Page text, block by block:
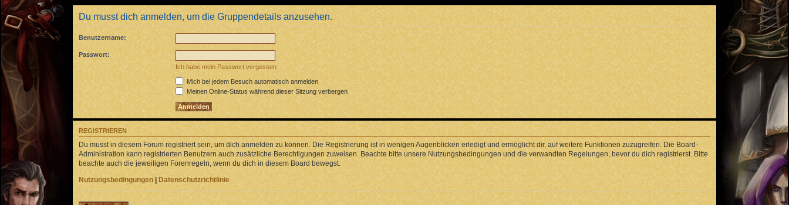
Du musst dich anmelden, um die Gruppendetails anzusehen.
Benutzername:
Passwort:
Ich habe mein Passwort vergessen
Mich bei jedem Besuch automatisch anmelden
Meinen Online-Status während dieser Sitzung verbergen
REGISTRIEREN
Du musst in diesem Forum registriert sein, um dich anmelden zu können. Die Registrierung ist in wenigen Augenblicken erledigt und ermöglicht dir, auf weitere Funktionen zuzugreifen. Die Board-
Administration kann registrierten Benutzern auch zusätzliche Berechtigungen zuweisen. Beachte bitte unsere Nutzungsbedingungen und die verwandten Regelungen, bevor du dich registrierst. Bitte
beachte auch die jeweiligen Forenregeln, wenn du dich in diesem Board bewegst.
Nutzungsbedingungen|Datenschutzrichtlinie